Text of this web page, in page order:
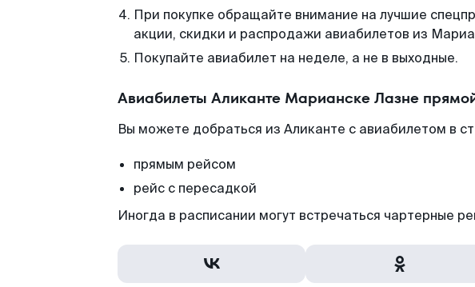
При покупке обращайте внимание на лучшие
акции, скидки и распродажи авиабилетов из
Покупайте авиабилет на неделе, а не в выходные.
Авиабилеты Аликанте Марианске Лазне
Вы можете добраться из Аликанте с авиабилетом в
прямым рейсом
рейс с пересадкой
Иногда в расписании могут встречаться чартерные